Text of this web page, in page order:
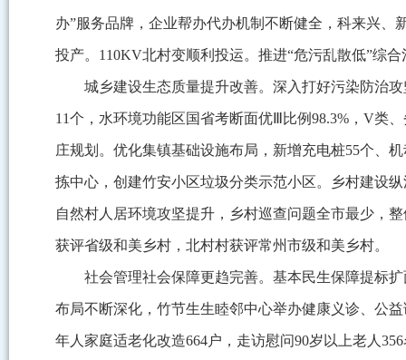
办”服务品牌，企业帮办代办机制不断健全，科来兴
投产。110KV北村变顺利投运。推进“危污乱散低”综
城乡建设生态质量提升改善。深入打好污染防治
11个，水环境功能区国省考断面优Ⅲ比例98.3%，V类
庄规划。优化集镇基础设施布局，新增充电桩55个、
拣中心，创建竹安小区垃圾分类示范小区。乡村建设
自然村人居环境攻坚提升，乡村巡查问题全市最少，
获评省级和美乡村，北村村获评常州市级和美乡村。
社会管理社会保障更趋完善。基本民生保障提标
布局不断深化，竹节生生睦邻中心举办健康义诊、公
年人家庭适老化改造664户，走访慰问90岁以上老人